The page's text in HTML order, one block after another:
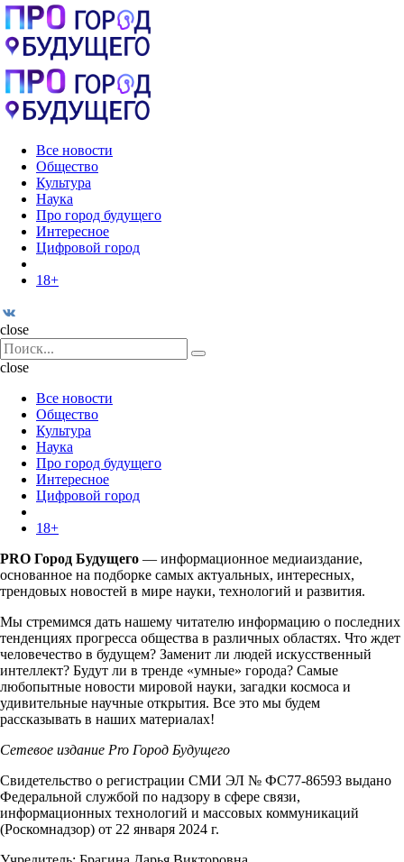
Menu
Поиск
Menu
Все новости
Общество
Культура
Наука
Про город будущего
Интересное
Цифровой город
18+
Поиск
close
Search
for:
Поиск
close
Все новости
Общество
Культура
Наука
Про город будущего
Интересное
Цифровой город
18+
PRO Город Будущего — информационное медиаиздание,
основанное на подборке самых актуальных, интересных,
трендовых новостей в мире науки, технологий и развития.
Мы стремимся дать нашему читателю информацию о последних
тенденциях прогресса общества в различных областях. Что ждет
человечество в будущем? Заменит ли людей искусственный
интеллект? Будут ли в тренде «умные» города? Самые
любопытные новости мировой науки, загадки космоса и
удивительные научные открытия. Все это мы будем
рассказывать в наших материалах!
Сетевое издание Pro Город Будущего
Свидетельство о регистрации СМИ ЭЛ № ФС77-86593 выдано
Федеральной службой по надзору в сфере связи,
информационных технологий и массовых коммуникаций
(Роскомнадзор) от 22 января 2024 г.